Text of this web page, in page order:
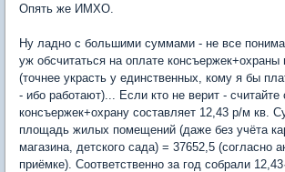
Опять же ИМХО.
Ну ладно с большими суммами - не все
уж обсчитаться на оплате
(точнее украсть у единственных, кому я бы
- ибо работают)... Если кто не верит -
консъержек+охрану составляет 12,43 р/м кв.
площадь жилых помещений (даже без учёта
магазина, детского сада) = 37652,5 (согласно
приёмке). Соответственно за год собрали